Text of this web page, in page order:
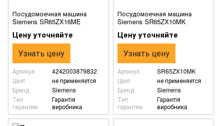
Посудомоечная машина
Siemens SR65ZX16ME
Цену уточняйте
Узнать цену
Артикул
4242003879832
Цвет
не применяется
Бренд
Siemens
Тип
гарантии
Гарантія
виробника
Посудомоечная машина
Siemens SR65ZX10MK
Цену уточняйте
Узнать цену
Артикул
SR65ZX10MK
Цвет
не применяется
Бренд
Siemens
Тип
гарантии
Гарантія
виробника